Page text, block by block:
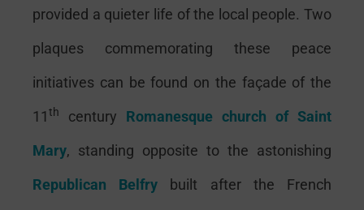
provided a quieter life of the local people. Two
plaques commemorating these peace
initiatives can be found on the façade of the
11 th century Romanesque church of Saint
Mary, standing opposite to the astonishing
Republican
Belfry built after the French